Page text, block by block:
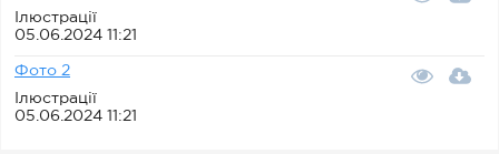
Ілюстрації
05.06.2024 11:21
Фото 2
Ілюстрації
05.06.2024 11:21